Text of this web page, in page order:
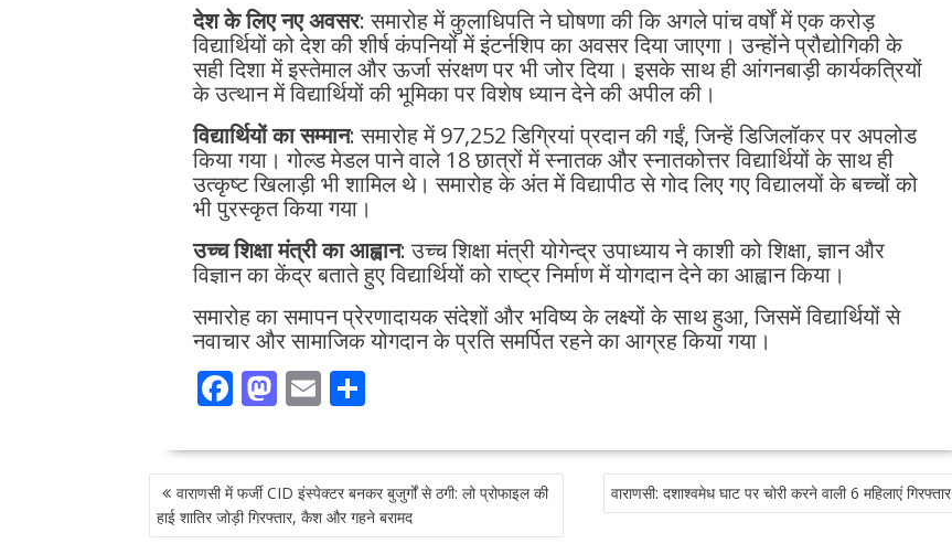
देश के लिए नए अवसर: समारोह में कुलाधिपति ने घोषणा की कि अगले पांच वर्षों में एक करोड़
विद्यार्थियों को देश की शीर्ष कंपनियों में इंटर्नशिप का अवसर दिया जाएगा। उन्होंने प्रौद्योगिकी के
सही दिशा में इस्तेमाल और ऊर्जा संरक्षण पर भी जोर दिया। इसके साथ ही आंगनबाड़ी कार्यकत्रियों
के उत्थान में विद्यार्थियों की भूमिका पर विशेष ध्यान देने की अपील की।
विद्यार्थियों का सम्मान: समारोह में 97,252 डिग्रियां प्रदान की गईं, जिन्हें डिजिलॉकर पर अपलोड
किया गया। गोल्ड मेडल पाने वाले 18 छात्रों में स्नातक और स्नातकोत्तर विद्यार्थियों के साथ ही
उत्कृष्ट खिलाड़ी भी शामिल थे। समारोह के अंत में विद्यापीठ से गोद लिए गए विद्यालयों के बच्चों को
भी पुरस्कृत किया गया।
उच्च शिक्षा मंत्री का आह्वान: उच्च शिक्षा मंत्री योगेन्द्र उपाध्याय ने काशी को शिक्षा, ज्ञान और
विज्ञान का केंद्र बताते हुए विद्यार्थियों को राष्ट्र निर्माण में योगदान देने का आह्वान किया।
समारोह का समापन प्रेरणादायक संदेशों और भविष्य के लक्ष्यों के साथ हुआ, जिसमें विद्यार्थियों से
नवाचार और सामाजिक योगदान के प्रति समर्पित रहने का आग्रह किया गया।
F
e
b
o
M
to
d
o
E
ai
l
S
ar
e
POST
NAVIGATION
वाराणसी में फर्जी CID इंस्पेक्टर बनकर बुजुर्गों से ठगी: लो प्रोफाइल की
हाई शातिर जोड़ी गिरफ्तार, कैश और गहने बरामद
वाराणसी: दशाश्वमेध घाट पर चोरी करने वाली 6 महिलाएं गिरफ्तार